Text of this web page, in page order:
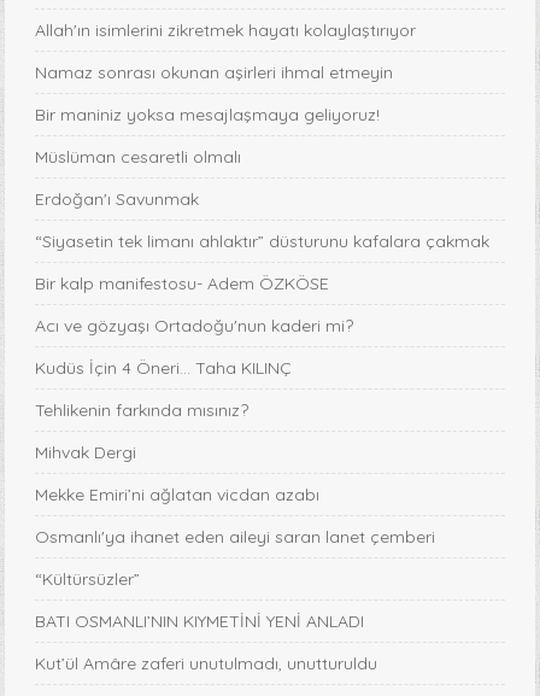
Allah'ın isimlerini zikretmek hayatı kolaylaştırıyor
Namaz sonrası okunan aşirleri ihmal etmeyin
Bir maniniz yoksa mesajlaşmaya geliyoruz!
Müslüman cesaretli olmalı
Erdoğan'ı Savunmak
“Siyasetin tek limanı ahlaktır” düsturunu kafalara çakmak
Bir kalp manifestosu- Adem ÖZKÖSE
Acı ve gözyaşı Ortadoğu'nun kaderi mi?
Kudüs İçin 4 Öneri... Taha KILINÇ
Tehlikenin farkında mısınız?
Mihvak Dergi
Mekke Emiri’ni ağlatan vicdan azabı
Osmanlı'ya ihanet eden aileyi saran lanet çemberi
“Kültürsüzler”
BATI OSMANLI’NIN KIYMETİNİ YENİ ANLADI
Kut’ül Amâre zaferi unutulmadı, unutturuldu